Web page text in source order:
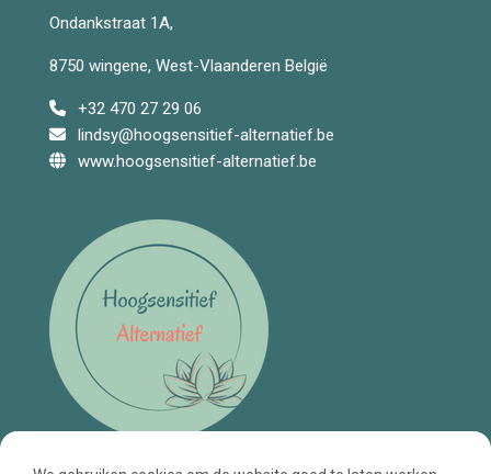
Ondankstraat 1A,
8750 wingene, West-Vlaanderen België
+32 470 27 29 06
lindsy@hoogsensitief-alternatief.be
www.hoogsensitief-alternatief.be